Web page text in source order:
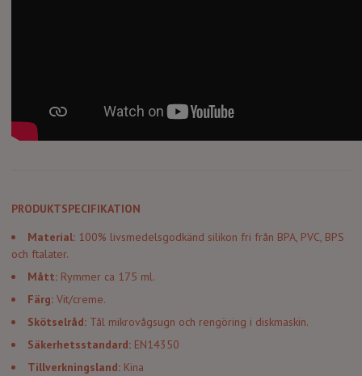
PRODUKTSPECIFIKATION
Material: 100% livsmedelsgodkänd silikon fri från BPA, PVC, BPS
och ftalater.
Mått: Rymmer ca 175 ml.
Färg: Vit/creme.
Skötselråd: Tål mikrovågsugn och rengöring i diskmaskin.
Säkerhetsstandard: EN14350
Tillverkningsland: Kina